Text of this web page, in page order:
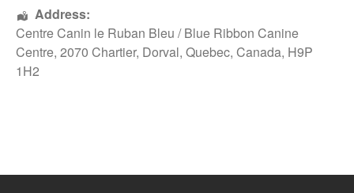
Address:
Centre Canin le Ruban Bleu / Blue Ribbon Canine
Centre, 2070 Chartier, Dorval, Quebec, Canada, H9P
1H2